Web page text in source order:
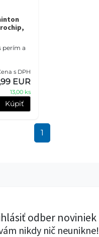
perím a
s DPH
EUR
13,00 ks
Kúpiť
1
odber noviniek
nikdy nič neunikne!